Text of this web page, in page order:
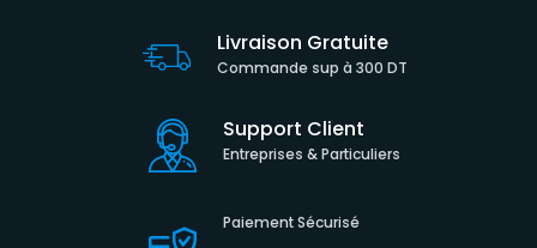
Livraison Gratuite
Commande sup à 300 DT
Support Client
Entreprises & Particuliers
Paiement Sécurisé